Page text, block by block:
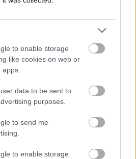
to enable storage
like cookies on web or
data to be sent to
purposes.
to send me
to enable storage
feliratkozás
Adja
a
Csak egy kattintás, és hírlevelünk a
tartalmakkal hétről hétre